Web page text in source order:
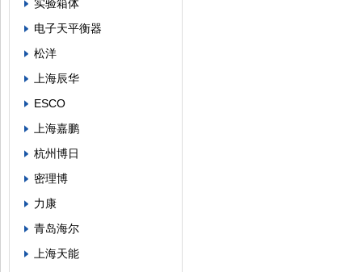
实验箱体
电子天平衡器
松洋
上海辰华
ESCO
上海嘉鹏
杭州博日
密理博
力康
青岛海尔
上海天能